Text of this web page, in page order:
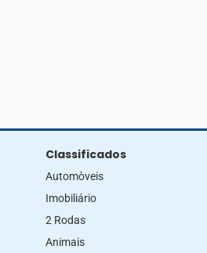
Classificados
Automòveis
Imobiliário
2 Rodas
Animais